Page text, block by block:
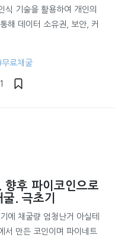
식 기술을 활용하여 개인의
해 데이터 소유권, 보안, 커
무료채굴
향후 파이코인으로
. 극초기
에 채굴량 엄청난거 아실테
서 만든 코인이며 파이네트